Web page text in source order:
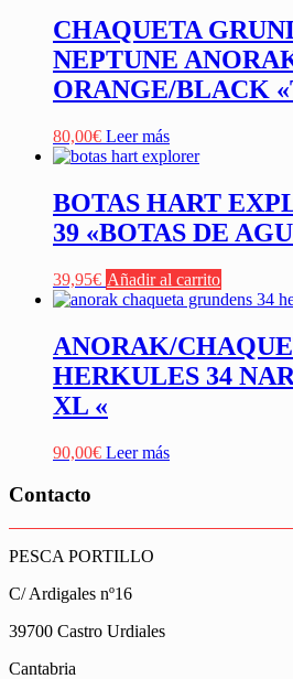
CHAQUETA
NEPTUNE
ORANGE/BLACK
80,00€ Leer más
BOTAS HART
39 «BOTAS DE
39,95€ Añadir al carrito
ANORAK/
HERKULES 34
XL «
90,00€ Leer más
Contacto
PESCA PORTILLO
C/ Ardigales nº16
39700 Castro Urdiales
Cantabria